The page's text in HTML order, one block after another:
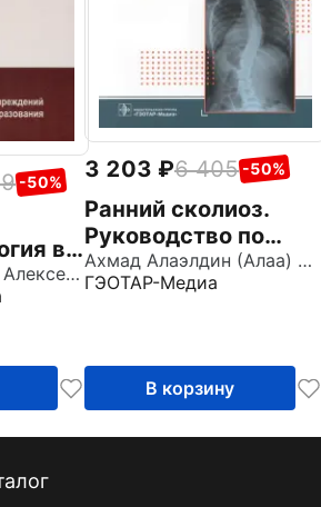
-50%
в
Алексеев Сергей Алексеевич
3 203 6 405 -50%
Ранний сколиоз.
Руководство по
лечению при
ограниченных
Ахмад Алаэлдин (Алаа) Азми
ГЭОТАР-Медиа
В корзину